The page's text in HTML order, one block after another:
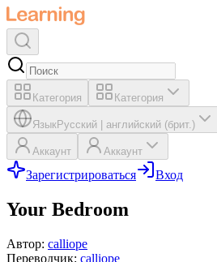
Категория Категория
ЯзыкРусский английский (брит.)
Аккаунт Аккаунт
Зарегистрироваться Вход
Your Bedroom
Автор: calliope
Переводчик: calliope